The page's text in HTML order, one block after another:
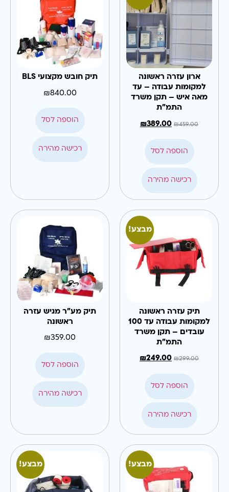
ארון עזרה ראשונה
למקומות עבודה – עד
מאה איש – תקן משרד
התמ"ת
₪459.00
₪389.00
הוספה לסל
רכישה מהירה
תיק חובש מקצועי BLS
₪840.00
הוספה לסל
רכישה מהירה
מבצע!
תיק עזרה ראשונה
למקומות עבודה עד 100
עובדים – תקן משרד
התמ"ת
₪299.00
₪249.00
הוספה לסל
רכישה מהירה
תיק מע"ר מגיש עזרה
ראשונה
₪359.00
הוספה לסל
רכישה מהירה
מבצע! מבצע!